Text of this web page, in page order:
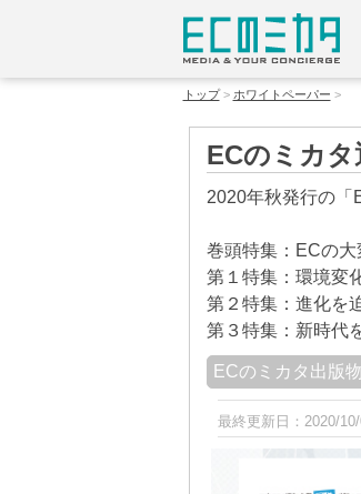
トップ ホワイトペーパー
ECのミカ
2020年秋発行の「
巻頭特集：ECの
第１特集：環境変
第２特集：進化を
第３特集：新時代
ECのミカタ出版物
最終更新日： 2020/